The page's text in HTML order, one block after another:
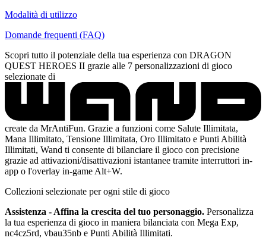
Modalità di utilizzo
Domande frequenti (FAQ)
Scopri tutto il potenziale della tua esperienza con DRAGON
QUEST HEROES II grazie alle 7 personalizzazioni di gioco
selezionate di
create da MrAntiFun. Grazie a funzioni come Salute Illimitata,
Mana Illimitato, Tensione Illimitata, Oro Illimitato e Punti Abilità
Illimitati, Wand ti consente di bilanciare il gioco con precisione
grazie ad attivazioni/disattivazioni istantanee tramite interruttori in-
app o l'overlay in-game Alt+W.
Collezioni selezionate per ogni stile di gioco
Assistenza - Affina la crescita del tuo personaggio. Personalizza
la tua esperienza di gioco in maniera bilanciata con Mega Exp,
nc4cz5rd, vbau35nb e Punti Abilità Illimitati.